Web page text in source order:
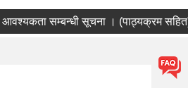
सम्बन्धी सूचना । (पाठ्यक्रम सहित)